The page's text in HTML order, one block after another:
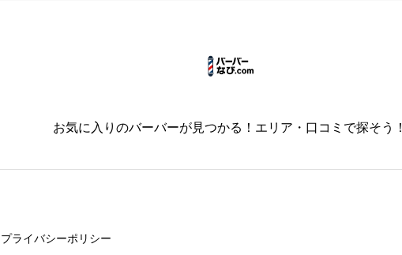
お気に入りのバーバーが見つかる！エリア・口コミで探そう！
プライバシーポリシー